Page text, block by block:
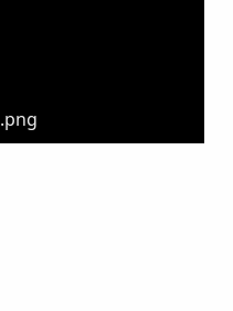
سوبرمان.png